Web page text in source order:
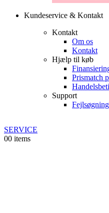
Kundeservice & Kontakt
Kontakt
Om os
Kontakt
Hjælp til køb
Prismatch
Support
SERVICE
00 items